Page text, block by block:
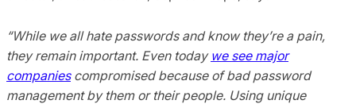
“While we all hate passwords and know they’re a pain,
they remain important. Even today we see major
companiescompromised because of bad password
management by them or their people. Using unique